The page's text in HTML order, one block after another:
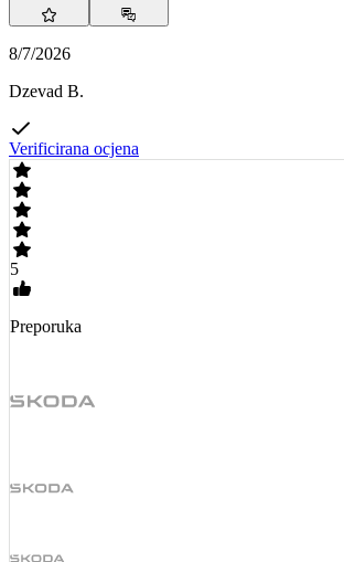
8/7/2026
Dzevad B.
Verificirana ocjena
5
Preporuka